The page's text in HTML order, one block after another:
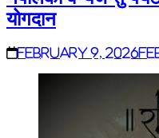
योगदान
February 9, 2026